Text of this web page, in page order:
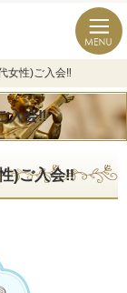
女性)ご入会‼️
入会‼️
ムズ）
)ご入会‼️
女性)ご入会‼️